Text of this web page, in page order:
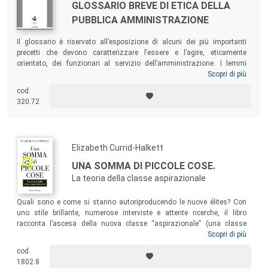
GLOSSARIO BREVE DI ETICA DELLA
PUBBLICA AMMINISTRAZIONE
Il glossario è riservato all’esposizione di alcuni dei più importanti
precetti che devono caratterizzare l’essere e l’agire, eticamente
orientato, dei funzionari al servizio dell’amministrazione. I lemmi
raccolti contribuiscono a completare quel mosaico di concetti e valori
un’utile riflessione anche sui temi della corruzione e della
maladministration
Scopri di più
cod.
320.72
Elizabeth Currid-Halkett
UNA SOMMA DI PICCOLE COSE.
La teoria della classe aspirazionale
Quali sono e come si stanno autoriproducendo le nuove élites? Con
uno stile brillante, numerose interviste e attente ricerche, il libro
racconta l’ascesa della nuova classe “aspirazionale” (una classe
dotata di un alto livello di istruzione e di capitale culturale prima
alle altre classi sociali. Scelto da The Economist come Best Books
2017, è una lettura per chiunque voglia comprendere la vita delle
Scopri di più
cod.
1802.8